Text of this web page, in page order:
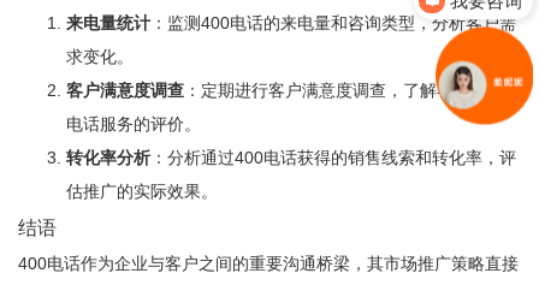
来电量统计 ：监测400电话的来电量和咨询类型，分析客户需
求变化。
客户满意度调查 ：定期进行客户满意度调查，了解客户对400
电话服务的评价。
转化率分析 ：分析通过400电话获得的销售线索和转化率，评
估推广的实际效果。
结语
400电话作为企业与客户之间的重要沟通桥梁，其市场推广策略直接